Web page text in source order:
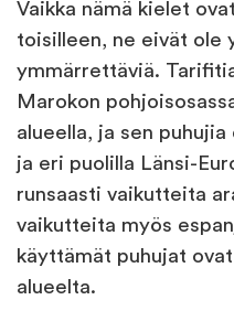
Vaikka nämä kielet
toisilleen, ne eivät ole
ymmärrettäviä.
Marokon
alueella, ja sen
ja eri puolilla Länsi-
runsaasti vaikutteita
vaikutteita myös
käyttämät puhujat
alueelta.